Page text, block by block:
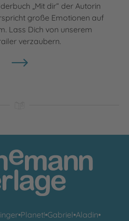
„Mit dir“ der Autorin
große Emotionen auf
Lass Dich von unserem
verzaubern.
•Planet!•Gabriel•Aladin•